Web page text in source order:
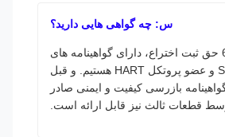
س: چه گواهی هایی دارید؟
دارای 6 حق ثبت اختراع، دارای گواهینامه های
CE، ATEX، و SIL و عضو پروتکل HART هستیم. و قبل
بازرسی کیفیت و ایمنی صادر
ثالث نیز قابل ارائه است.